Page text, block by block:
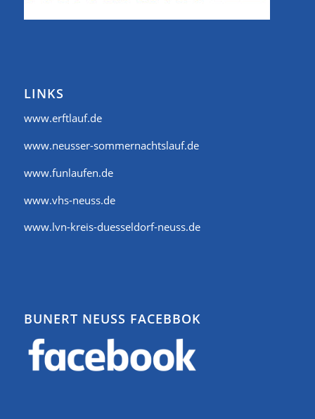
LINKS
www.erftlauf.de
www.neusser-sommernachtslauf.de
www.funlaufen.de
www.vhs-neuss.de
www.lvn-kreis-duesseldorf-neuss.de
BUNERT NEUSS FACEBBOK